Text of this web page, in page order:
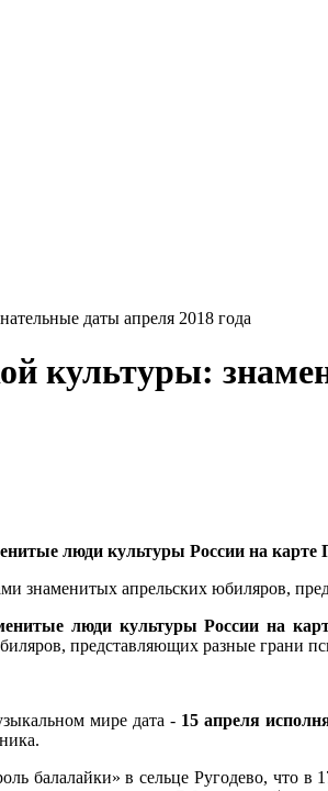
даты апреля 2018 года
культуры:
люди культуры России на карте
знаменитых апрельских юбиляров,
люди культуры России на
представляющих разные грани
мире дата - 15 апреля
балалайки» в сельце Ругодево, что